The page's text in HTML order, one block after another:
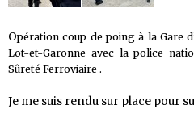
Opération coup de poing à la Gare
Lot-et-Garonne avec la police
Sûreté Ferroviaire .
Je me suis rendu sur place pour